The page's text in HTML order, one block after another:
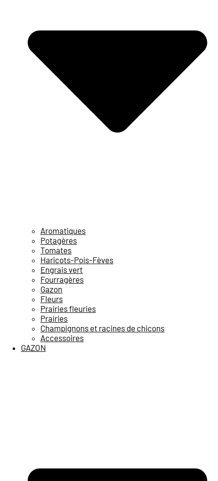
Aromatiques
Potagères
Tomates
Haricots-Pois-Fèves
Engrais vert
Fourragères
Gazon
Fleurs
Prairies fleuries
Prairies
Champignons et racines de chicons
Accessoires
GAZON